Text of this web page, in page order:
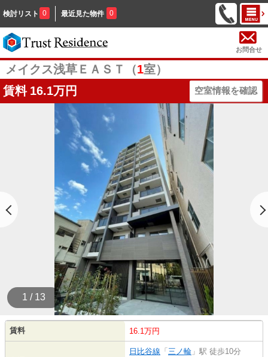
検討リスト 0 最近見た物件 0
お問合せ
メイクス浅草ＥＡＳＴ（1室）
賃料 16.1万円 空室情報を確認
1 / 13
賃料 16.1万円
日比谷線 「 三ノ輪 」駅 徒歩10分